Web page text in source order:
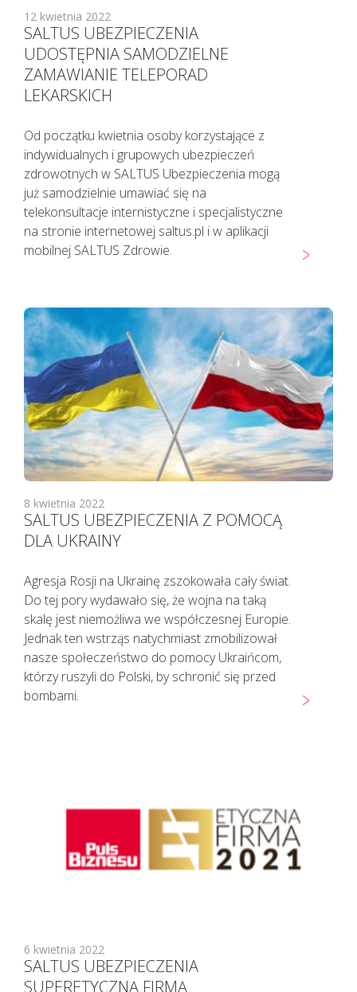
Lekarz udzielający TELEPORADY na
podstawie przeprowadzonego
wywiadu medycznego i oceny stanu
zdrowia pacjenta ma możliwość
wystawienia zwolnienia lekarskiego.
12 kwietnia 2022
SALTUS UBEZPIECZENIA
UDOSTĘPNIA SAMODZIELNE
ZAMAWIANIE TELEPORAD
LEKARSKICH
Od początku kwietnia osoby korzystające z
indywidualnych i grupowych ubezpieczeń
zdrowotnych w SALTUS Ubezpieczenia mogą
już samodzielnie umawiać się na
telekonsultacje internistyczne i specjalistyczne
na stronie internetowej saltus.pl i w aplikacji
mobilnej SALTUS Zdrowie.
8 kwietnia 2022
SALTUS UBEZPIECZENIA Z POMOCĄ
DLA UKRAINY
Agresja Rosji na Ukrainę zszokowała cały świat.
Do tej pory wydawało się, że wojna na taką
skalę jest niemożliwa we współczesnej Europie.
Jednak ten wstrząs natychmiast zmobilizował
nasze społeczeństwo do pomocy Ukraińcom,
którzy ruszyli do Polski, by schronić się przed
bombami.
6 kwietnia 2022
SALTUS UBEZPIECZENIA
SUPERETYCZNĄ FIRMĄ